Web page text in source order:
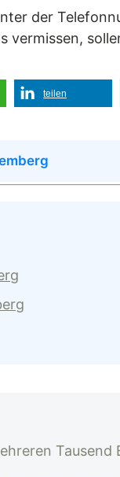
der
teilen
Tausend